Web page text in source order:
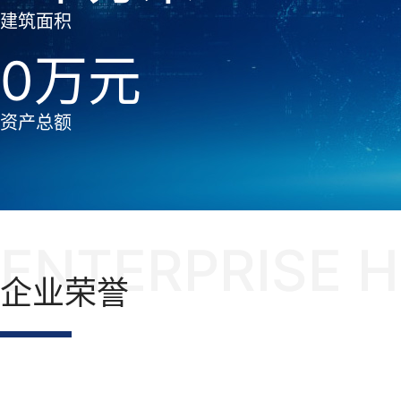
建筑面积
0
资产总额
ENTERPRISE
企业荣誉